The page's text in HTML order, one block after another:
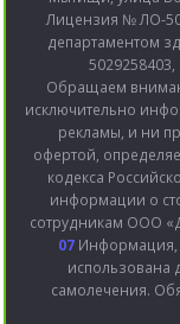
Лицензия № ЛО-
департаментом
Обращаем
исключительно
рекламы, и ни
офертой,
кодекса
информации о
сотрудникам ООО
07Информация,
использована
самолечения.